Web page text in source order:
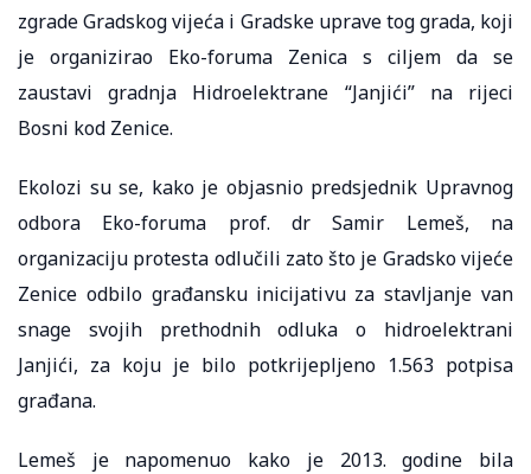
zgrade Gradskog vijeća i Gradske uprave tog grada, koji
je organizirao Eko-foruma Zenica s ciljem da se
zaustavi gradnja Hidroelektrane “Janjići” na rijeci
Bosni kod Zenice.
Ekolozi su se, kako je objasnio predsjednik Upravnog
odbora Eko-foruma prof. dr Samir Lemeš, na
organizaciju protesta odlučili zato što je Gradsko vijeće
Zenice odbilo građansku inicijativu za stavljanje van
snage svojih prethodnih odluka o hidroelektrani
Janjići, za koju je bilo potkrijepljeno 1.563 potpisa
građana.
Lemeš je napomenuo kako je 2013. godine bila